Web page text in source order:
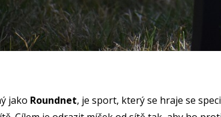
jako Roundnet, je sport, který se hraje se